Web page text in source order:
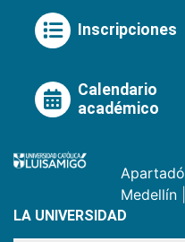
Inscripciones
Calendario
académico
Apartadó
Medellín
LA UNIVERSIDAD